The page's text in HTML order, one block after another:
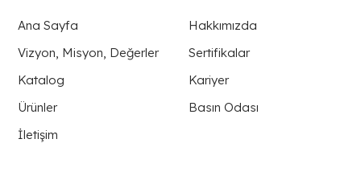
Ana Sayfa
Hakkımızda
Vizyon, Misyon, Değerler
Sertifikalar
Katalog
Kariyer
Ürünler
Basın Odası
İletişim